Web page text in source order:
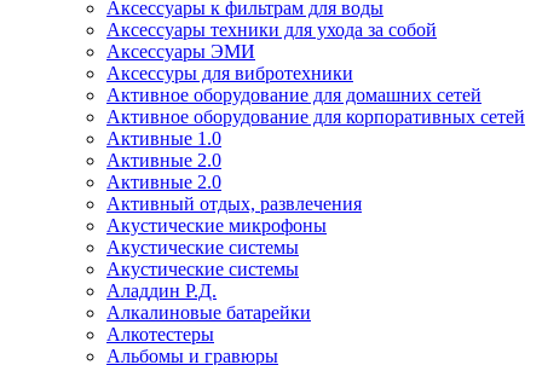
Аксессуары к фильтрам для воды
Аксессуары техники для ухода за собой
Аксессуары ЭМИ
Аксессуры для вибротехники
Активное оборудование для домашних сетей
Активное оборудование для корпоративных сетей
Активные 1.0
Активные 2.0
Активные 2.0
Активный отдых, развлечения
Акустические микрофоны
Акустические системы
Акустические системы
Аладдин Р.Д.
Алкалиновые батарейки
Алкотестеры
Альбомы и гравюры